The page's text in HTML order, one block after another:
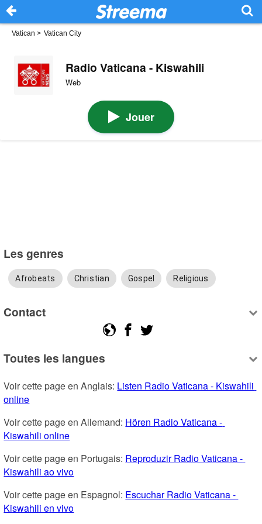
Vatican > Vatican City
Radio Vaticana - Kiswahili
Web
Jouer
Les genres
Afrobeats Christian Gospel Religious
Contact
Toutes les langues
Voir cette page en Anglais: Listen Radio Vaticana - Kiswahili
online
Voir cette page en Allemand: Hören Radio Vaticana -
Kiswahili online
Voir cette page en Portugais: Reproduzir Radio Vaticana -
Kiswahili ao vivo
Voir cette page en Espagnol: Escuchar Radio Vaticana -
Kiswahili en vivo